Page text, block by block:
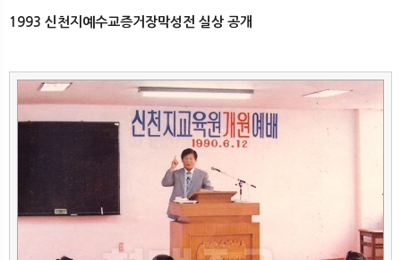
1993 신천지예수교증거장막성전 실상 공개